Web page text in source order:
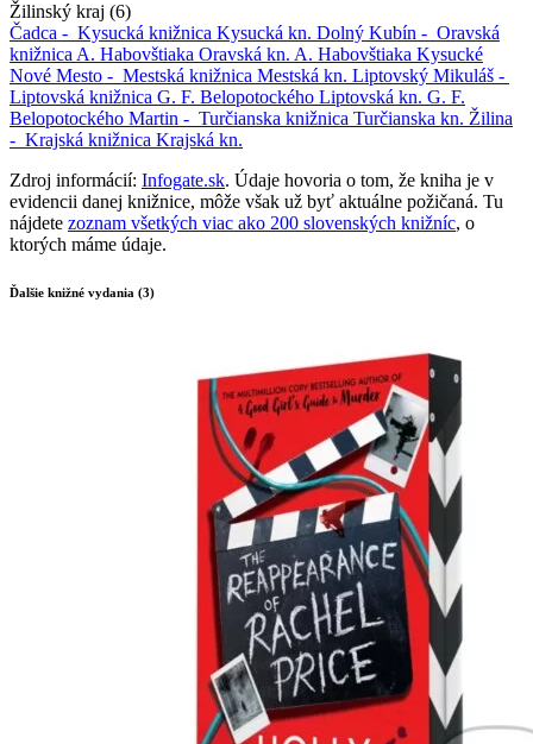
Žilinský kraj (6)
Čadca - Kysucká knižnica Kysucká kn. Dolný Kubín - Oravská
knižnica A. Habovštiaka Oravská kn. A. Habovštiaka Kysucké
Nové Mesto - Mestská knižnica Mestská kn. Liptovský Mikuláš -
Liptovská knižnica G. F. Belopotockého Liptovská kn. G. F.
Belopotockého Martin - Turčianska knižnica Turčianska kn. Žilina
- Krajská knižnica Krajská kn.
Zdroj informácií: Infogate.sk. Údaje hovoria o tom, že kniha je v
evidencii danej knižnice, môže však už byť aktuálne požičaná. Tu
nájdete zoznam všetkých viac ako 200 slovenských knižníc, o
ktorých máme údaje.
Ďalšie knižné vydania (3)